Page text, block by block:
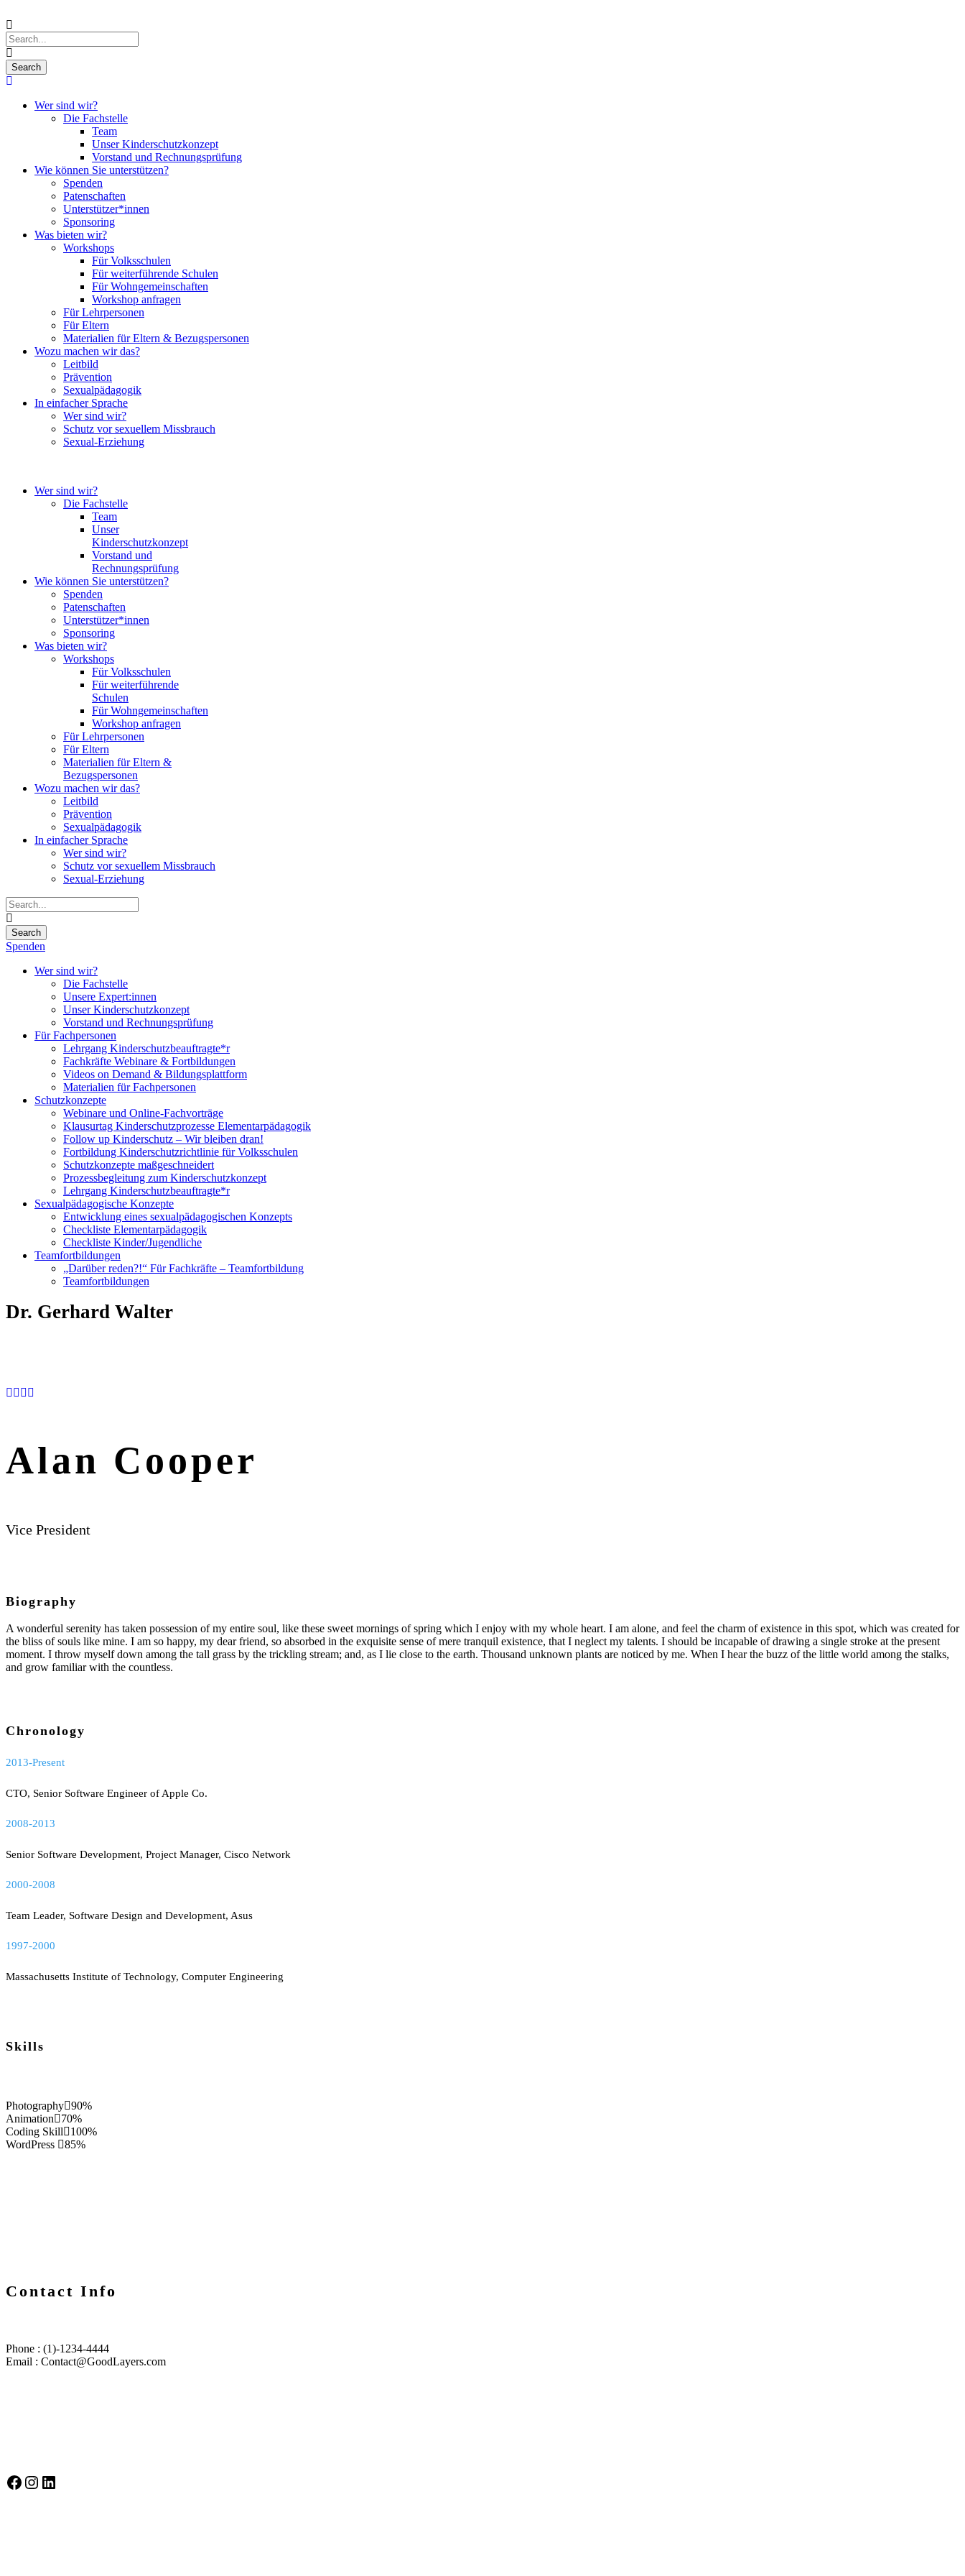
Wer sind wir?
Die Fachstelle
Team
Unser Kinderschutzkonzept
Vorstand und Rechnungsprüfung
Wie können Sie unterstützen?
Spenden
Patenschaften
Unterstützer*innen
Sponsoring
Was bieten wir?
Workshops
Für Volksschulen
Für weiterführende Schulen
Für Wohngemeinschaften
Workshop anfragen
Für Lehrpersonen
Für Eltern
Materialien für Eltern & Bezugspersonen
Wozu machen wir das?
Leitbild
Prävention
Sexualpädagogik
In einfacher Sprache
Wer sind wir?
Schutz vor sexuellem Missbrauch
Sexual-Erziehung
Wer sind wir?
Die Fachstelle
Team
Unser
Kinderschutzkonzept
Vorstand und
Rechnungsprüfung
Wie können Sie unterstützen?
Spenden
Patenschaften
Unterstützer*innen
Sponsoring
Was bieten wir?
Workshops
Für Volksschulen
Für weiterführende
Schulen
Für Wohngemeinschaften
Workshop anfragen
Für Lehrpersonen
Für Eltern
Materialien für Eltern &
Bezugspersonen
Wozu machen wir das?
Leitbild
Prävention
Sexualpädagogik
In einfacher Sprache
Wer sind wir?
Schutz vor sexuellem Missbrauch
Sexual-Erziehung
Spenden
Wer sind wir?
Die Fachstelle
Unsere Expert:innen
Unser Kinderschutzkonzept
Vorstand und Rechnungsprüfung
Für Fachpersonen
Lehrgang Kinderschutzbeauftragte*r
Fachkräfte Webinare & Fortbildungen
Videos on Demand & Bildungsplattform
Materialien für Fachpersonen
Schutzkonzepte
Webinare und Online-Fachvorträge
Klausurtag Kinderschutzprozesse Elementarpädagogik
Follow up Kinderschutz – Wir bleiben dran!
Fortbildung Kinderschutzrichtlinie für Volksschulen
Schutzkonzepte maßgeschneidert
Prozessbegleitung zum Kinderschutzkonzept
Lehrgang Kinderschutzbeauftragte*r
Sexualpädagogische Konzepte
Entwicklung eines sexualpädagogischen Konzepts
Checkliste Elementarpädagogik
Checkliste Kinder/Jugendliche
Teamfortbildungen
„Darüber reden?!“ Für Fachkräfte – Teamfortbildung
Teamfortbildungen
Dr. Gerhard Walter
Alan Cooper
Vice President
Biography
A wonderful serenity has taken possession of my entire soul, like these sweet mornings of spring which I enjoy with my whole heart. I am alone, and feel the charm of existence in this spot, which was created for
the bliss of souls like mine. I am so happy, my dear friend, so absorbed in the exquisite sense of mere tranquil existence, that I neglect my talents. I should be incapable of drawing a single stroke at the present
moment. I throw myself down among the tall grass by the trickling stream; and, as I lie close to the earth. Thousand unknown plants are noticed by me. When I hear the buzz of the little world among the stalks,
and grow familiar with the countless.
Chronology
2013-Present
CTO, Senior Software Engineer of Apple Co.
2008-2013
Senior Software Development, Project Manager, Cisco Network
2000-2008
Team Leader, Software Design and Development, Asus
1997-2000
Massachusetts Institute of Technology, Computer Engineering
Skills
Photography 90%
Animation
70%
Coding Skill
100%
WordPress
85%
Contact Info
Phone : (1)-1234-4444
Email : Contact@GoodLayers.com
Selbstbewusst auf Facebook
Instagram
LinkedIn